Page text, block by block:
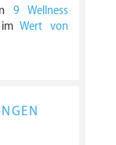
9 Wellness
imWert von